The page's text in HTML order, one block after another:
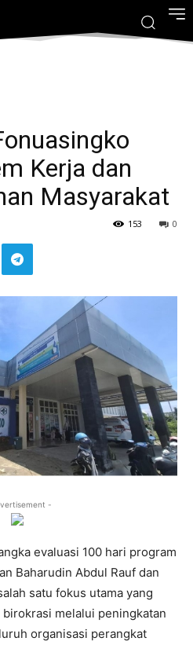
Kerja dan
Masyarakat
0
153
-
evaluasi 100 hari program
Baharudin Abdul Rauf dan
satu fokus utama yang
melalui peningkatan
organisasi perangkat